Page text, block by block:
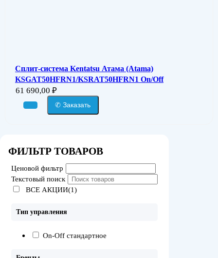
Сплит-система Kentatsu Атама (Atama)
KSGAT50HFRN1/KSRAT50HFRN1 On/Off
61 690,00 ₽
✆ Заказать
ФИЛЬТР ТОВАРОВ
Ценовой фильтр
Текстовый поиск
ВСЕ АКЦИИ(1)
Тип управления
On-Off стандартное